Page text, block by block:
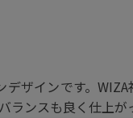
ザインです。
ンスも良く仕上が